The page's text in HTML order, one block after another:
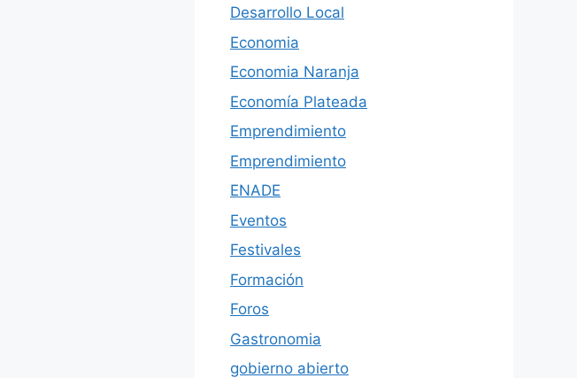
Desarrollo Local
Economia
Economia Naranja
Economía Plateada
Emprendimiento
Emprendimiento
ENADE
Eventos
Festivales
Formación
Foros
Gastronomia
gobierno abierto